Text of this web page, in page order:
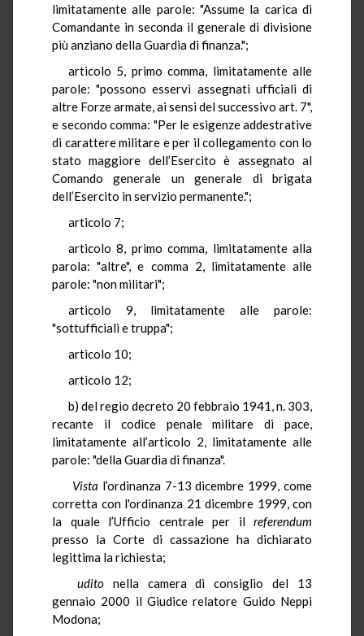
limitatamente alle parole: "Assume la carica di
Comandante in seconda il generale di divisione
più anziano della Guardia di finanza.";
articolo 5, primo comma, limitatamente alle
parole: "possono esservi assegnati ufficiali di
altre Forze armate, ai sensi del successivo art. 7",
e secondo comma: "Per le esigenze addestrative
di carattere militare e per il collegamento con lo
stato maggiore dell’Esercito è assegnato al
Comando generale un generale di brigata
dell’Esercito in servizio permanente.";
articolo 7;
articolo 8, primo comma, limitatamente alla
parola: "altre", e comma 2, limitatamente alle
parole: "non militari";
articolo 9, limitatamente alle parole:
"sottufficiali e truppa";
articolo 10;
articolo 12;
b) del regio decreto 20 febbraio 1941, n. 303,
recante il codice penale militare di pace,
limitatamente all’articolo 2, limitatamente alle
parole: "della Guardia di finanza".
Vista l’ordinanza 7-13 dicembre 1999, come
corretta con l'ordinanza 21 dicembre 1999, con
la quale l’Ufficio centrale per il referendum
presso la Corte di cassazione ha dichiarato
legittima la richiesta;
uditonella camera di consiglio del 13
gennaio 2000 il Giudice relatore Guido Neppi
Modona;